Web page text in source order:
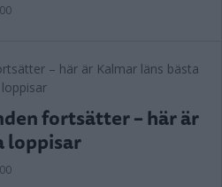
fortsätter – här är
loppisar